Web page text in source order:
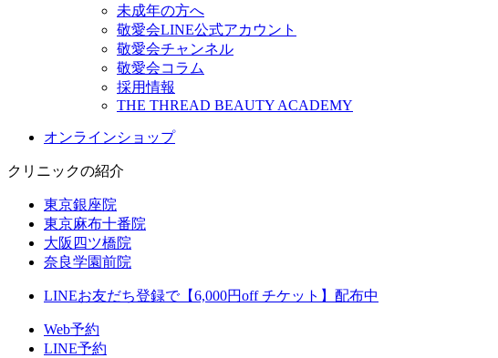
未成年の方へ
敬愛会LINE公式アカウント
敬愛会チャンネル
敬愛会コラム
採用情報
THE THREAD BEAUTY ACADEMY
オンラインショップ
クリニックの紹介
東京銀座院
東京麻布十番院
大阪四ツ橋院
奈良学園前院
LINEお友だち登録で【6,000円off チケット】配布中
Web予約
LINE予約